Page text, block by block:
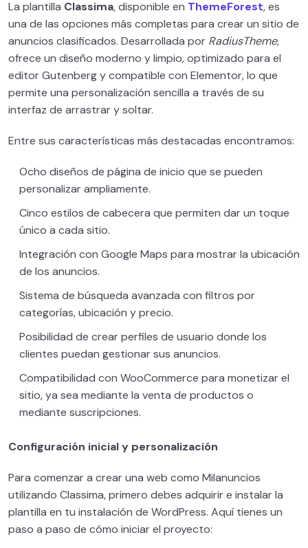
0/4
Gestión de clientes en tu negocio
Cómo Facturar 20.000€/mes como
diseñador web
0/5
Cómo externalizar proyectos WordPress
Proyectos WordPress avanzados
Cómo crear una web como Milanuncios
Cómo crear una web como Airbnb 09:00
Cómo crear una web como Páginas
Amarillas o Doctoralia
Cómo crear una web como Crehana o
Domestika
05:59
Seguridad en WordPress – MASTERCLASS
Velocidad de carga WordPress –
MASTERCLASS
Comunidades y recursos de WordPress
La plantilla Classima, disponible en ThemeForest, es
una de las opciones más completas para crear un sitio de
anuncios clasificados. Desarrollada por RadiusTheme,
ofrece un diseño moderno y limpio, optimizado para el
editor Gutenberg y compatible con Elementor, lo que
permite una personalización sencilla a través de su
interfaz de arrastrar y soltar.
Entre sus características más destacadas encontramos:
Ocho diseños de página de inicio que se pueden
personalizar ampliamente.
Cinco estilos de cabecera que permiten dar un toque
único a cada sitio.
Integración con Google Maps para mostrar la ubicación
de los anuncios.
Sistema de búsqueda avanzada con filtros por
categorías, ubicación y precio.
Posibilidad de crear perfiles de usuario donde los
clientes puedan gestionar sus anuncios.
Compatibilidad con WooCommerce para monetizar el
sitio, ya sea mediante la venta de productos o
mediante suscripciones.
Configuración inicial y personalización
Para comenzar a crear una web como Milanuncios
utilizando Classima, primero debes adquirir e instalar la
plantilla en tu instalación de WordPress. Aquí tienes un
paso a paso de cómo iniciar el proyecto: